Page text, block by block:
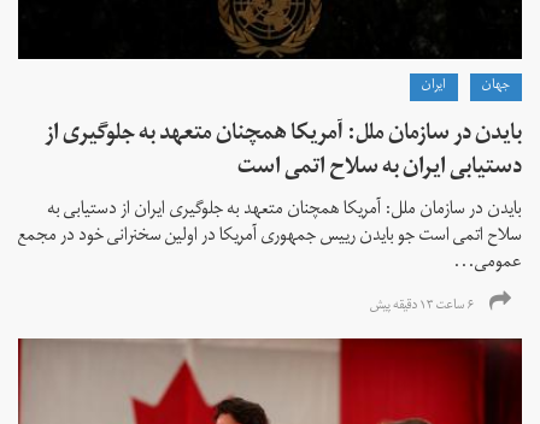
جهان ايران
بایدن در سازمان ملل: آمریکا همچنان متعهد به جلوگیری از
دستیابی ایران به سلاح اتمی است
بایدن در سازمان ملل: آمریکا همچنان متعهد به جلوگیری ایران از دستیابی به
سلاح اتمی است جو بایدن رییس جمهوری آمریکا در اولین سخنرانی خود در مجمع
عمومی...
۶ ساعت ۱۳ دقیقه پیش